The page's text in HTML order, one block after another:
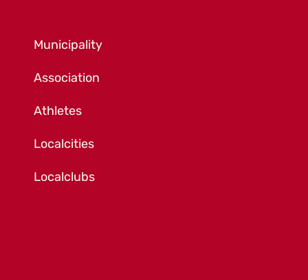
Municipality
Association
Athletes
Localcities
Localclubs